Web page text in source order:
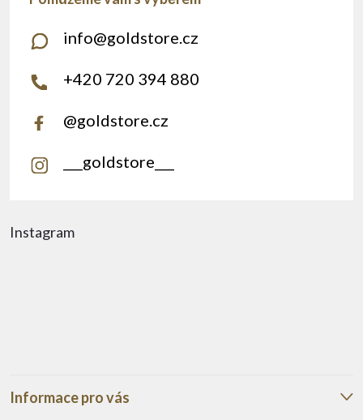
Instagram
Informace pro vás
info@goldstore.cz
+420 720 394 880
@goldstore.cz
___goldstore___